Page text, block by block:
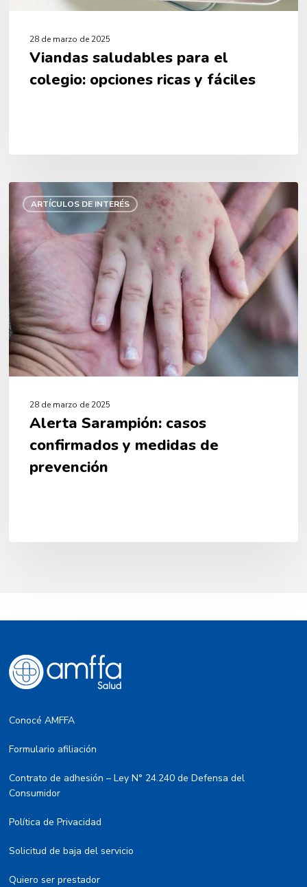
28 de marzo de 2025
Viandas saludables para el
colegio: opciones ricas y fáciles
ARTÍCULOS DE INTERÉS
Alerta
Sarampión:
casos
confirmados
y
medidas
prevención
28 de marzo de 2025
Alerta Sarampión: casos
confirmados y medidas de
prevención
Conocé AMFFA
Formulario afiliación
Contrato de adhesión – Ley N° 24.240 de Defensa del
Consumidor
Política de Privacidad
Solicitud de baja del servicio
Quiero ser prestador